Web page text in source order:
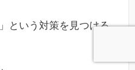
という対策を見つける